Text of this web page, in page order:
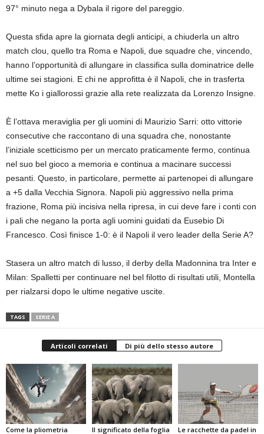
97° minuto nega a Dybala il rigore del pareggio.
Questa sfida apre la giornata degli anticipi, a chiuderla un altro
match clou, quello tra Roma e Napoli, due squadre che, vincendo,
hanno l’opportunità di allungare in classifica sulla dominatrice delle
ultime sei stagioni. E chi ne approfitta è il Napoli, che in trasferta
mette Ko i giallorossi grazie alla rete realizzata da Lorenzo Insigne.
È l’ottava meraviglia per gli uomini di Maurizio Sarri: otto vittorie
consecutive che raccontano di una squadra che, nonostante
l’iniziale scetticismo per un mercato praticamente fermo, continua
nel suo bel gioco a memoria e continua a macinare successi
pesanti. Questo, in particolare, permette ai partenopei di allungare
a +5 dalla Vecchia Signora. Napoli più aggressivo nella prima
frazione, Roma più incisiva nella ripresa, in cui deve fare i conti con
i pali che negano la porta agli uomini guidati da Eusebio Di
Francesco. Così finisce 1-0: è il Napoli il vero leader della Serie A?
Stasera un altro match di lusso, il derby della Madonnina tra Inter e
Milan: Spalletti per continuare nel bel filotto di risultati utili, Montella
per rialzarsi dopo le ultime negative uscite.
TAGS SERIE A
Articoli correlati Di più dello stesso autore
Come la pliometria
Il significato della foglia
Le racchette da padel in